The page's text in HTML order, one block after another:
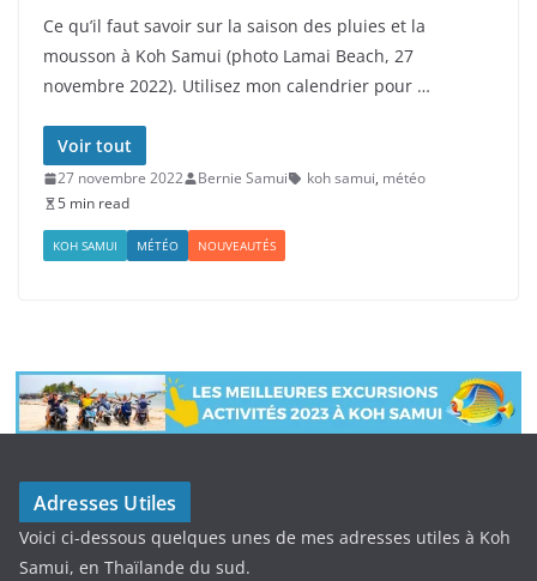
Ce qu’il faut savoir sur la saison des pluies et la
mousson à Koh Samui (photo Lamai Beach, 27
novembre 2022). Utilisez mon calendrier pour …
Voir tout
27 novembre 2022 Bernie Samui koh samui, météo
5 min read
KOH SAMUI MÉTÉO NOUVEAUTÉS
Adresses Utiles
Voici ci-dessous quelques unes de mes adresses utiles à Koh
Samui, en Thaïlande du sud.